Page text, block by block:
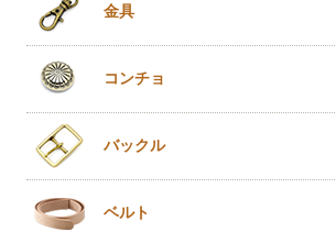
金具
コンチョ
バックル
ベルト